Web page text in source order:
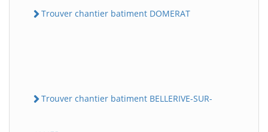
Trouver chantier batiment DOMERAT
Trouver chantier batiment BELLERIVE-SUR-